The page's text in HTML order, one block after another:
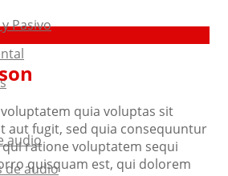
Pasivo
audio
de audio
quia voluptas sit
aut fugit, sed quia consequuntur
ratione voluptatem sequi
quisquam est, qui dolorem